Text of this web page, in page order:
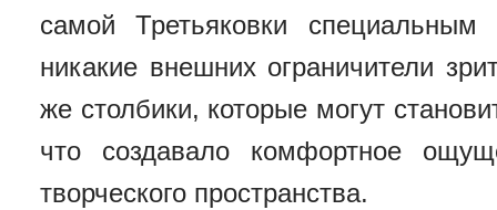
самой Третьяковки
никакие внешних ограничители
же столбики, которые могут
что создавало комфортное
творческого пространства.